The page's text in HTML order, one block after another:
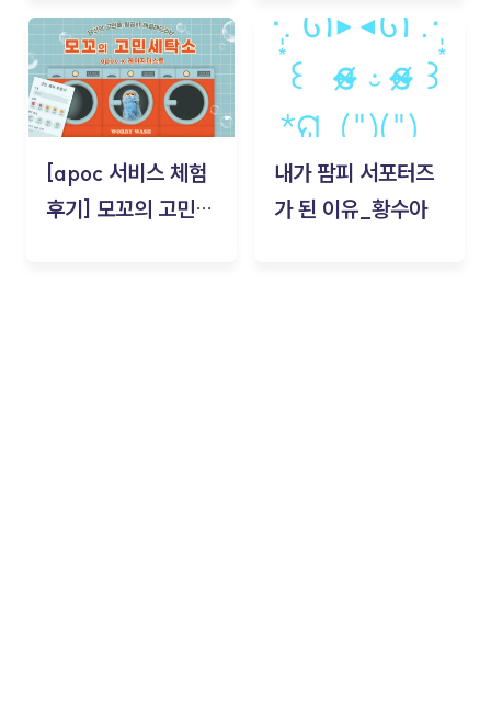
김태현
[apoc 서비스 체험
후기] 모꼬의 고민세
내가 팜피 서포터즈
가 된 이유_황수아